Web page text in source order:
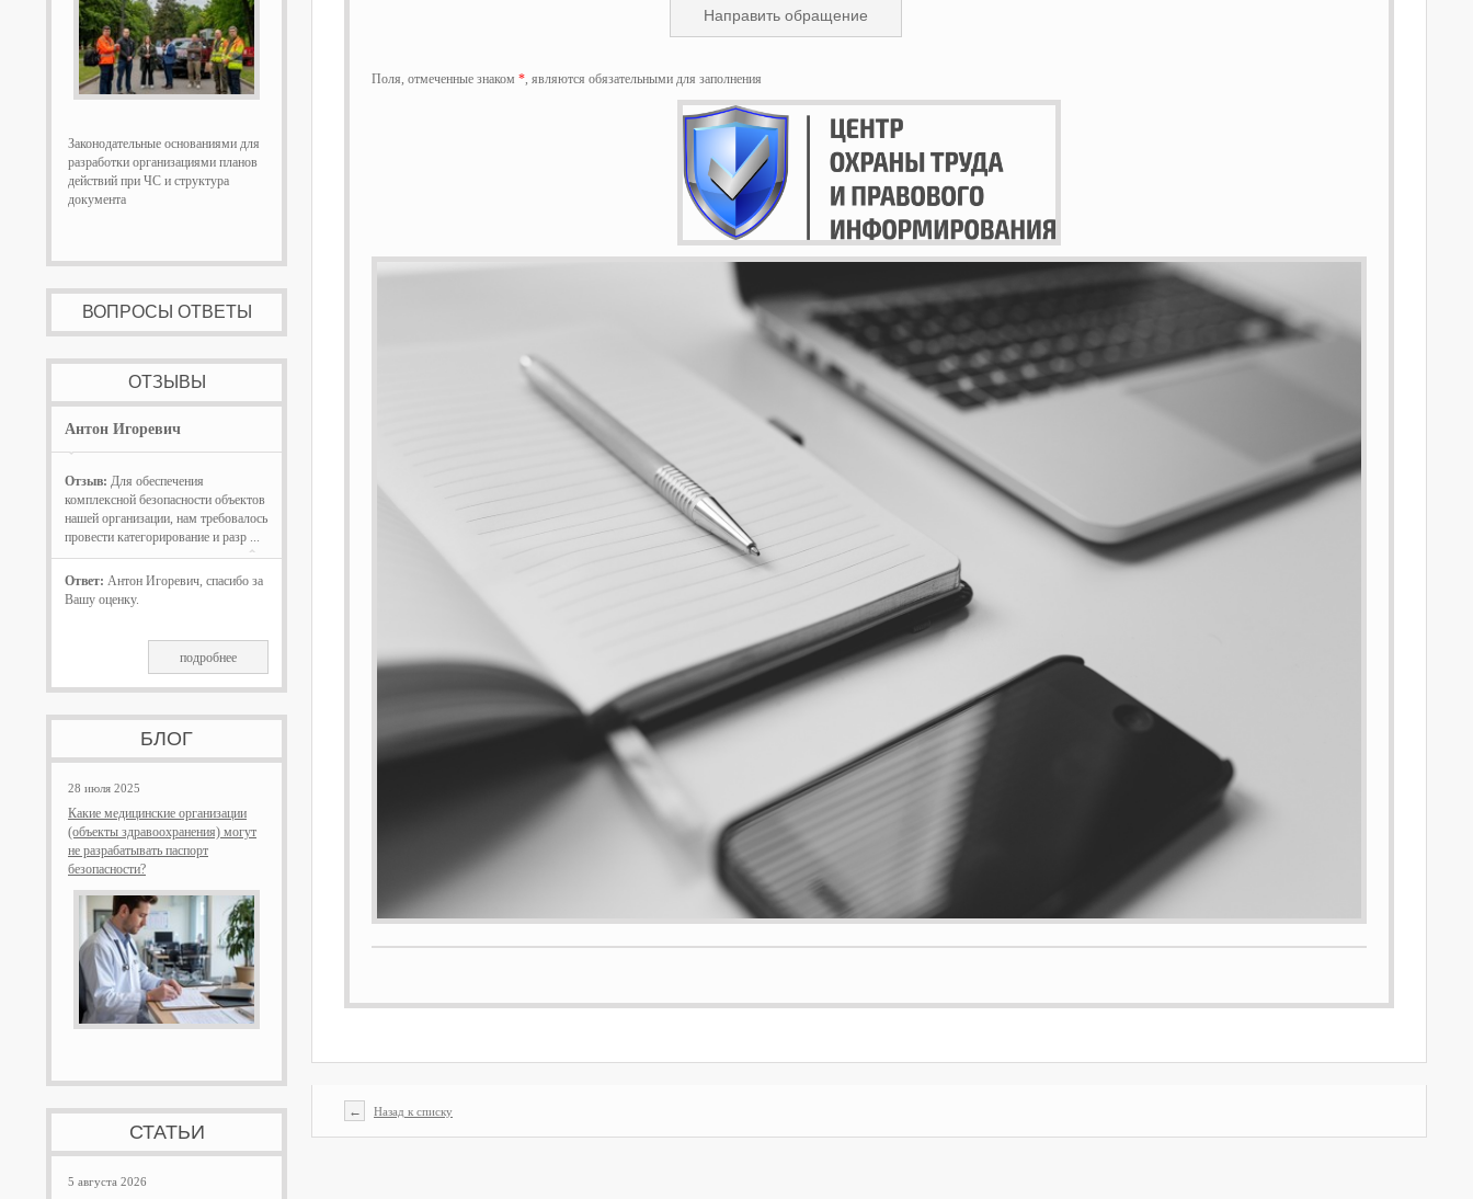
Законодательные основаниями для
разработки организациями планов
действий при ЧС и структура
документа
ВОПРОСЫ ОТВЕТЫ
ОТЗЫВЫ
Антон Игоревич
Отзыв: Для обеспечения
комплексной безопасности объектов
нашей организации, нам требовалось
провести категорирование и разр ...
Ответ: Антон Игоревич, спасибо за
Вашу оценку.
подробнее
БЛОГ
28 июля 2025
Какие медицинские организации
(объекты здравоохранения) могут
не разрабатывать паспорт
безопасности?
СТАТЬИ
5 августа 2026
Поля, отмеченные знаком *, являются обязательными для заполнения
← Назад к списку